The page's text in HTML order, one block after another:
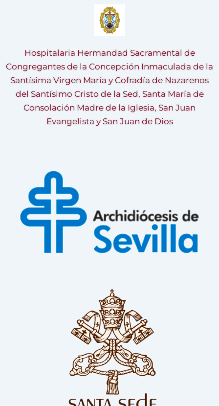
Hospitalaria Hermandad Sacramental de
Congregantes de la Concepción Inmaculada de la
Santísima Virgen María y Cofradía de Nazarenos
del Santísimo Cristo de la Sed, Santa María de
Consolación Madre de la Iglesia, San Juan
Evangelista y San Juan de Dios